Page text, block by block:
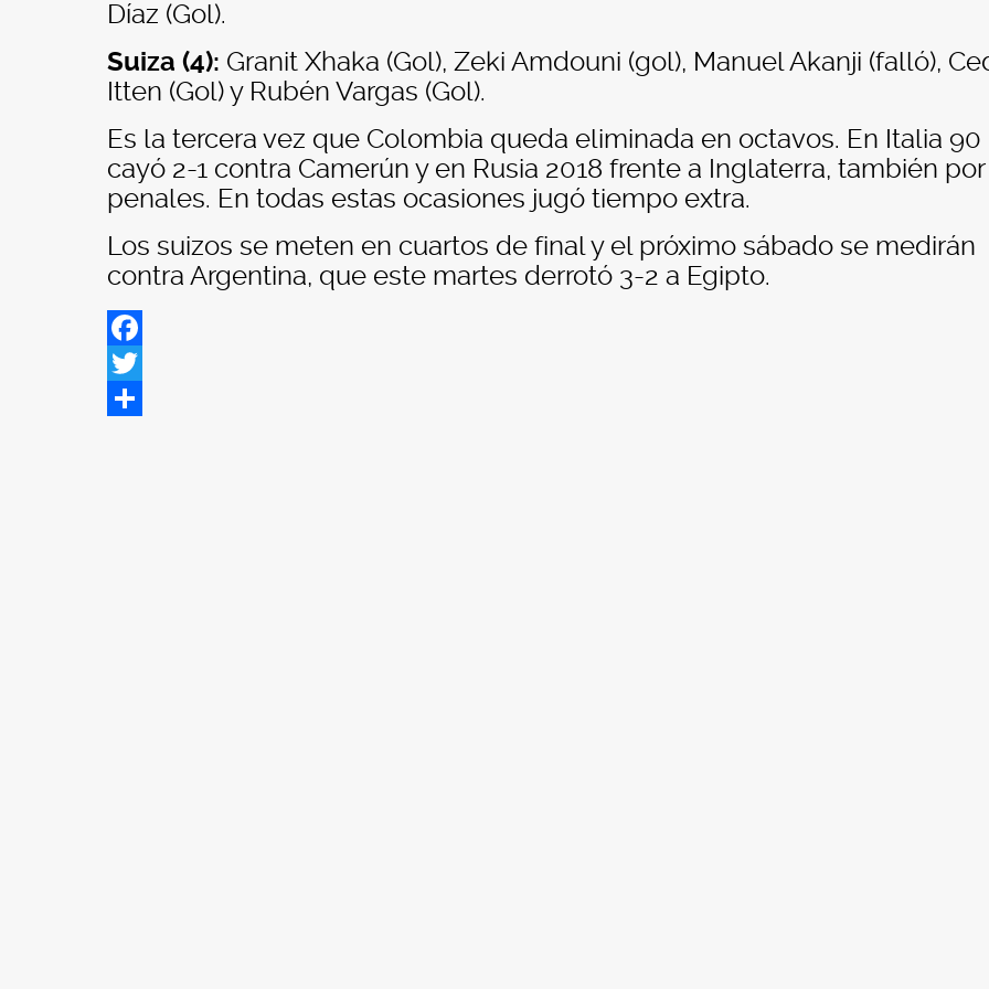
Díaz (Gol).
Suiza (4): Granit Xhaka (Gol), Zeki Amdouni (gol), Manuel Akanji (falló),
Itten (Gol) y Rubén Vargas (Gol).
Es la tercera vez que Colombia queda eliminada en octavos. En Italia 90
cayó 2-1 contra Camerún y en Rusia 2018 frente a Inglaterra, también por
penales. En todas estas ocasiones jugó tiempo extra.
Los suizos se meten en cuartos de final y el próximo sábado se medirán
contra Argentina, que este martes derrotó 3-2 a Egipto.
Facebook
Twitter